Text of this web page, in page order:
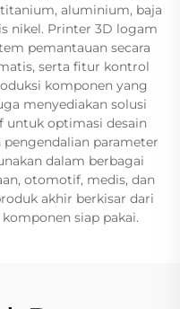
aluminium, baja
nikel. Printer 3D logam
pemantauan secara
serta fitur kontrol
komponen yang
menyediakan solusi
untuk optimasi desain
parameter
dalam berbagai
otomotif, medis, dan
akhir berkisar dari
siap pakai.